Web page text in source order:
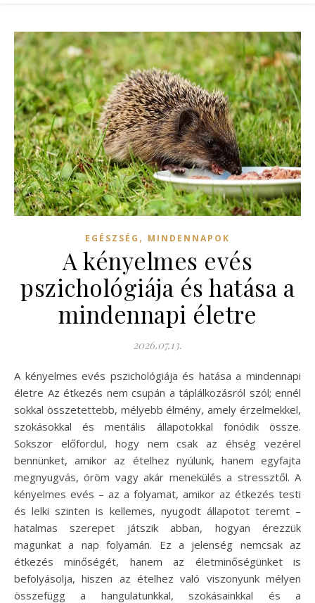
EGÉSZSÉG , MINDENNAPOK
A kényelmes evés
pszichológiája és hatása a
mindennapi életre
2026.07.13.
A kényelmes evés pszichológiája és hatása a mindennapi
életre Az étkezés nem csupán a táplálkozásról szól; ennél
sokkal összetettebb, mélyebb élmény, amely érzelmekkel,
szokásokkal és mentális állapotokkal fonódik össze.
Sokszor előfordul, hogy nem csak az éhség vezérel
bennünket, amikor az ételhez nyúlunk, hanem egyfajta
megnyugvás, öröm vagy akár menekülés a stressztől. A
kényelmes evés – az a folyamat, amikor az étkezés testi
és lelki szinten is kellemes, nyugodt állapotot teremt –
hatalmas szerepet játszik abban, hogyan érezzük
magunkat a nap folyamán. Ez a jelenség nemcsak az
étkezés minőségét, hanem az életminőségünket is
befolyásolja, hiszen az ételhez való viszonyunk mélyen
összefügg a hangulatunkkal, szokásainkkal és a